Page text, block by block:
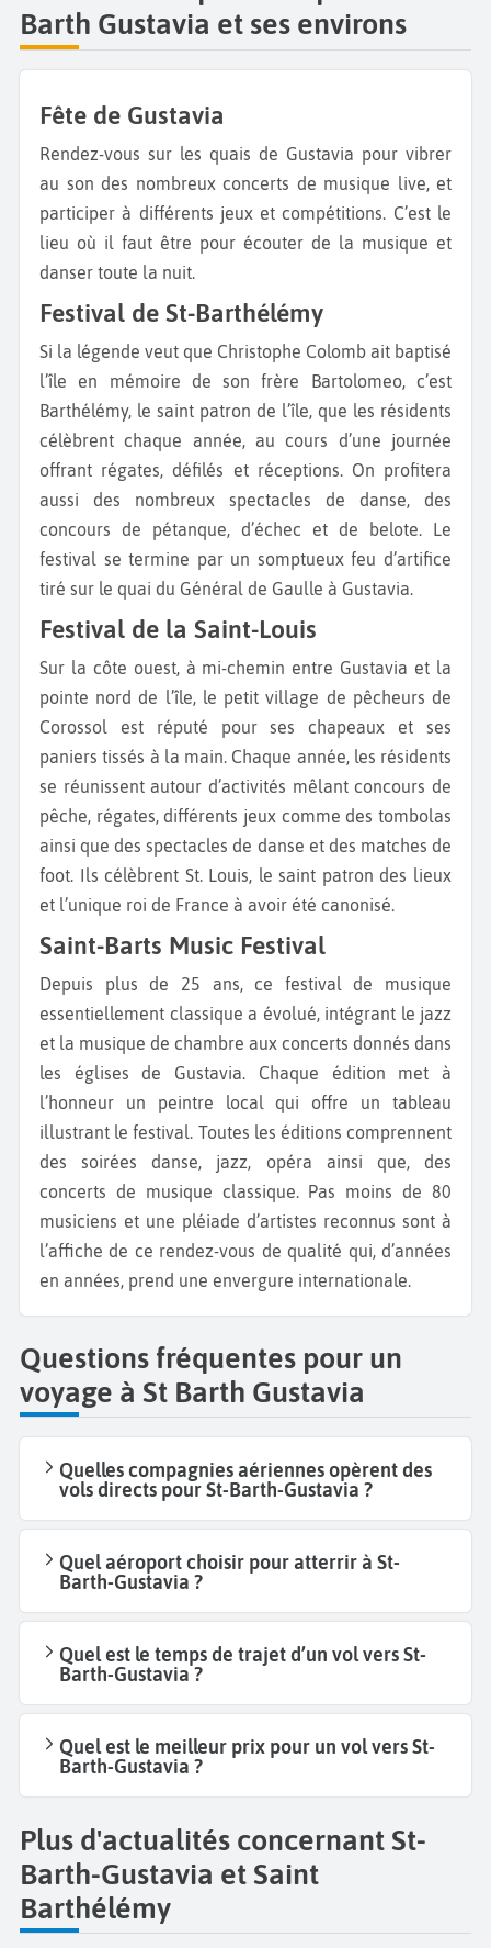
Barth Gustavia et ses environs
Fête de Gustavia
Rendez-vous sur les quais de Gustavia pour vibrer
au son des nombreux concerts de musique live, et
participer à différents jeux et compétitions. C’est le
lieu où il faut être pour écouter de la musique et
danser toute la nuit.
Festival de St-Barthélémy
Si la légende veut que Christophe Colomb ait baptisé
l’île en mémoire de son frère Bartolomeo, c’est
Barthélémy, le saint patron de l’île, que les résidents
célèbrent chaque année, au cours d’une journée
offrant régates, défilés et réceptions. On profitera
aussi des nombreux spectacles de danse, des
concours de pétanque, d’échec et de belote. Le
festival se termine par un somptueux feu d’artifice
tiré sur le quai du Général de Gaulle à Gustavia.
Festival de la Saint-Louis
Sur la côte ouest, à mi-chemin entre Gustavia et la
pointe nord de l’île, le petit village de pêcheurs de
Corossol est réputé pour ses chapeaux et ses
paniers tissés à la main. Chaque année, les résidents
se réunissent autour d’activités mêlant concours de
pêche, régates, différents jeux comme des tombolas
ainsi que des spectacles de danse et des matches de
foot. Ils célèbrent St. Louis, le saint patron des lieux
et l’unique roi de France à avoir été canonisé.
Saint-Barts Music Festival
Depuis plus de 25 ans, ce festival de musique
essentiellement classique a évolué, intégrant le jazz
et la musique de chambre aux concerts donnés dans
les églises de Gustavia. Chaque édition met à
l’honneur un peintre local qui offre un tableau
illustrant le festival. Toutes les éditions comprennent
des soirées danse, jazz, opéra ainsi que, des
concerts de musique classique. Pas moins de 80
musiciens et une pléiade d’artistes reconnus sont à
l’affiche de ce rendez-vous de qualité qui, d’années
en années, prend une envergure internationale.
Questions fréquentes pour un
voyage à St Barth Gustavia
Quelles compagnies aériennes opèrent des
vols directs pour St-Barth-Gustavia ?
Quel aéroport choisir pour atterrir à St-
Barth-Gustavia ?
Quel est le temps de trajet d’un vol vers St-
Barth-Gustavia ?
Quel est le meilleur prix pour un vol vers St-
Barth-Gustavia ?
Plus d'actualités concernant St-
Barth-Gustavia et Saint
Barthélémy